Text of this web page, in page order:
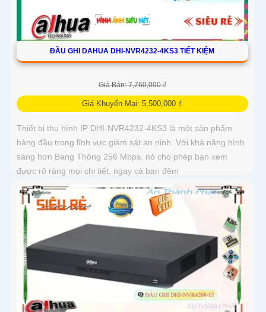
ĐẦU GHI DAHUA DHI-NVR4232-4KS3 TIẾT KIỆM
Giá Bán: 7,760,000 ₫
Giá Khuyến Mại: 5,500,000 ₫
Thiết bị thu hình IP DHI-NVR4232-4KS3 là một sản phẩm
hàng đầu trong lĩnh vực giám sát an ninh. Với khả năng hình
sáng hơn Bang Thông 256 Mbps, nó cho phép bạn xem
được rõ ràng mọi chi tiết, ngay cả ban đêm